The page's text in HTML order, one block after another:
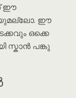
ഈ
ഈ
ഒക്കെ
പങ്കു